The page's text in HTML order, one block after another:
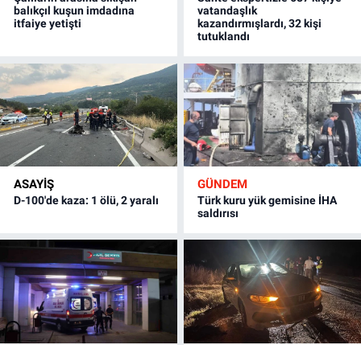
balıkçıl kuşun imdadına
itfaiye yetişti
vatandaşlık
kazandırmışlardı, 32 kişi
tutuklandı
ASAYİŞ
D-100'de kaza: 1 ölü, 2 yaralı
GÜNDEM
Türk kuru yük gemisine İHA
saldırısı